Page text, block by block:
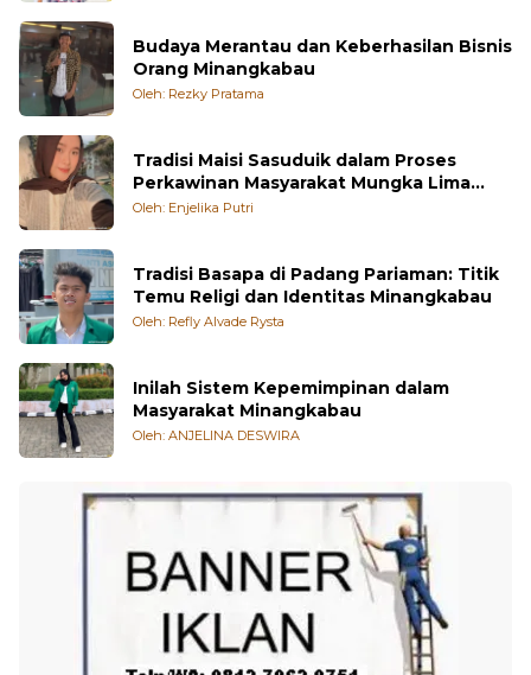
Budaya Merantau dan Keberhasilan Bisnis
Orang Minangkabau
Oleh: Rezky Pratama
Tradisi Maisi Sasuduik dalam Proses
Perkawinan Masyarakat Mungka Lima
Puluh Kota
Oleh: Enjelika Putri
Tradisi Basapa di Padang Pariaman: Titik
Temu Religi dan Identitas Minangkabau
Oleh: Refly Alvade Rysta
Inilah Sistem Kepemimpinan dalam
Masyarakat Minangkabau
Oleh: ANJELINA DESWIRA